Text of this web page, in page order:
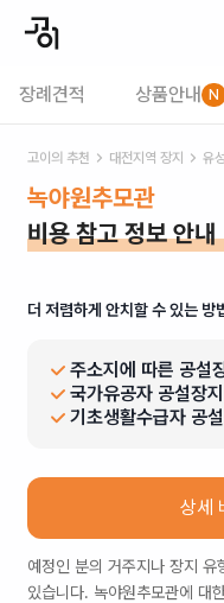
장례견적 상품안내 N
고이의 추천 대전지역 장지 유
녹야원추모관
비용 참고 정보 안내
더 저렴하게 안치할 수 있는 방
주소지에 따른 공설
국가유공자 공설장
기초생활수급자 공
상세
예정인 분의 거주지나 장지 유
있습니다. 녹야원추모관에 대